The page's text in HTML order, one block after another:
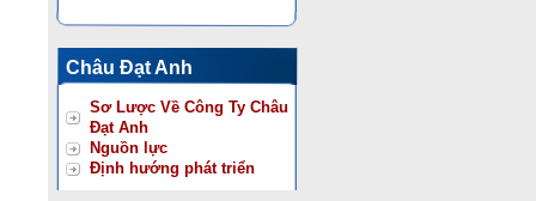
Châu Đạt Anh
Sơ Lược Về Công Ty Châu
Đạt Anh
Nguồn lực
Định hướng phát triển